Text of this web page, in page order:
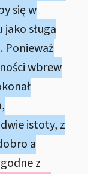
się w
sługa
Ponieważ
wbrew
istoty, z
a
z